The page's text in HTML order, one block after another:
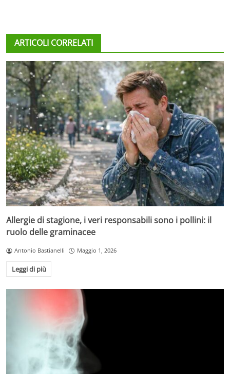
ARTICOLI CORRELATI
Allergie di stagione, i veri responsabili sono i pollini: il
ruolo delle graminacee
Antonio Bastianelli Maggio 1, 2026
Leggi di più